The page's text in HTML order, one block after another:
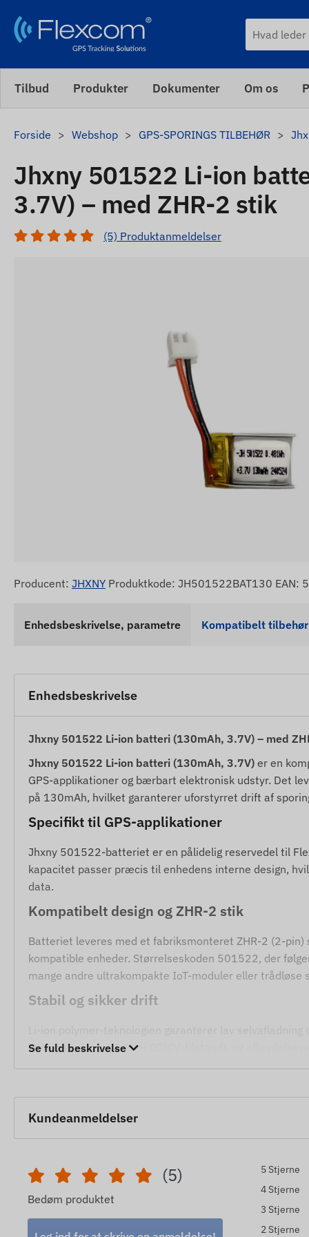
Tilbud Produkter Dokumenter Om os
Forside Webshop GPS-SPORINGS TILBEHØR
Jhxny 501522 Li-ion
3.7V) – med ZHR-2 stik
(5) Produktanmeldelser
Producent: JHXNY Produktkode: JH501522BAT130 EAN:
Enhedsbeskrivelse, parametre Kompatibelt tilbehør
Enhedsbeskrivelse
Jhxny 501522 Li-ion batteri (130mAh, 3.7V) – med
Jhxny 501522 Li-ion batteri (130mAh, 3.7V) er en
GPS-applikationer og bærbart elektronisk udstyr. Det
på 130mAh, hvilket garanterer uforstyrret drift af
Specifikt til GPS-applikationer
Jhxny 501522-batteriet er en pålidelig reservedel til
kapacitet passer præcis til enhedens interne design,
data.
Kompatibelt design og ZHR-2 stik
Batteriet leveres med et fabriksmonteret ZHR-2 (2-
kompatible enheder. Størrelseskoden 501522, der
mange andre ultrakompakte IoT-moduler eller trådløse
Stabil og sikker drift
ladespænding er 4,2V (i CC/CV-tilstand), og
Primært reservebatteri til FC140 GPS-enheder.
Andre telematik-enheder, der kræver en 3,7V Li-
Tekniske parametre
Se fuld beskrivelse
Kundeanmeldelser
(5)
Bedøm produktet
5 Stjerne
4 Stjerne
3 Stjerne
2 Stjerne